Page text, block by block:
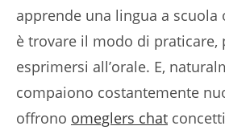
apprende una lingua a scuola
è trovare il modo di praticare,
esprimersi all’orale. E,
compaiono costantemente
offrono omeglers chat